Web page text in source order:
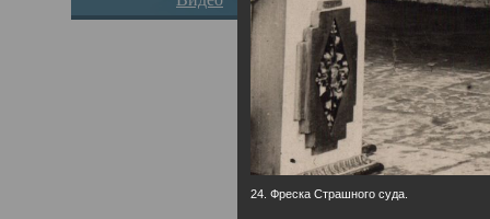
24. Фреска Страшного суда.